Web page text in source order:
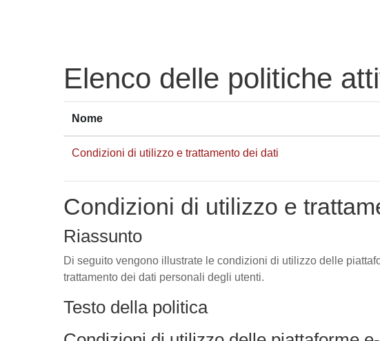
Elenco delle politiche
Nome
Condizioni di utilizzo e trattamento dei dati
Condizioni di utilizzo e
Riassunto
Di seguito vengono illustrate le condizioni di utilizzo delle
trattamento dei dati personali degli utenti.
Testo della politica